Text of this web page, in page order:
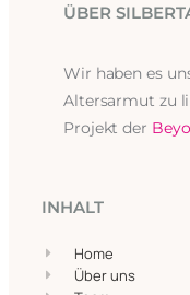
ÜBER
Wir haben es
Altersarmut zu
Projekt der
INHALT
Home
Über uns